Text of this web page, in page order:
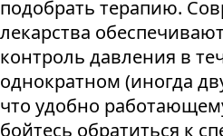
подобрать терапию.
лекарства
контроль давления в
однократном (иногда
что удобно
бойтесь обратиться к